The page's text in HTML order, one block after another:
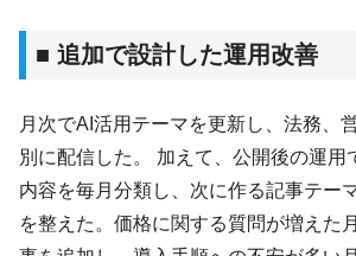
■ 追加で設計した運用改善
月次でAI活用テーマを更新し、法務、
別に配信した。 加えて、公開後の運用
内容を毎月分類し、次に作る記事テー
を整えた。価格に関する質問が増えた